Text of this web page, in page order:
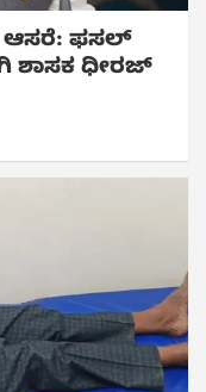
ಆಸರೆ: ಫಸಲ್
ಶಾಸಕ ಧೀರಜ್